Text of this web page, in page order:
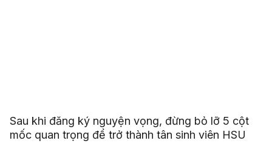
Sau khi đăng ký nguyện vọng, đừng bỏ lỡ 5 cột
mốc quan trọng để trở thành tân sinh viên HSU